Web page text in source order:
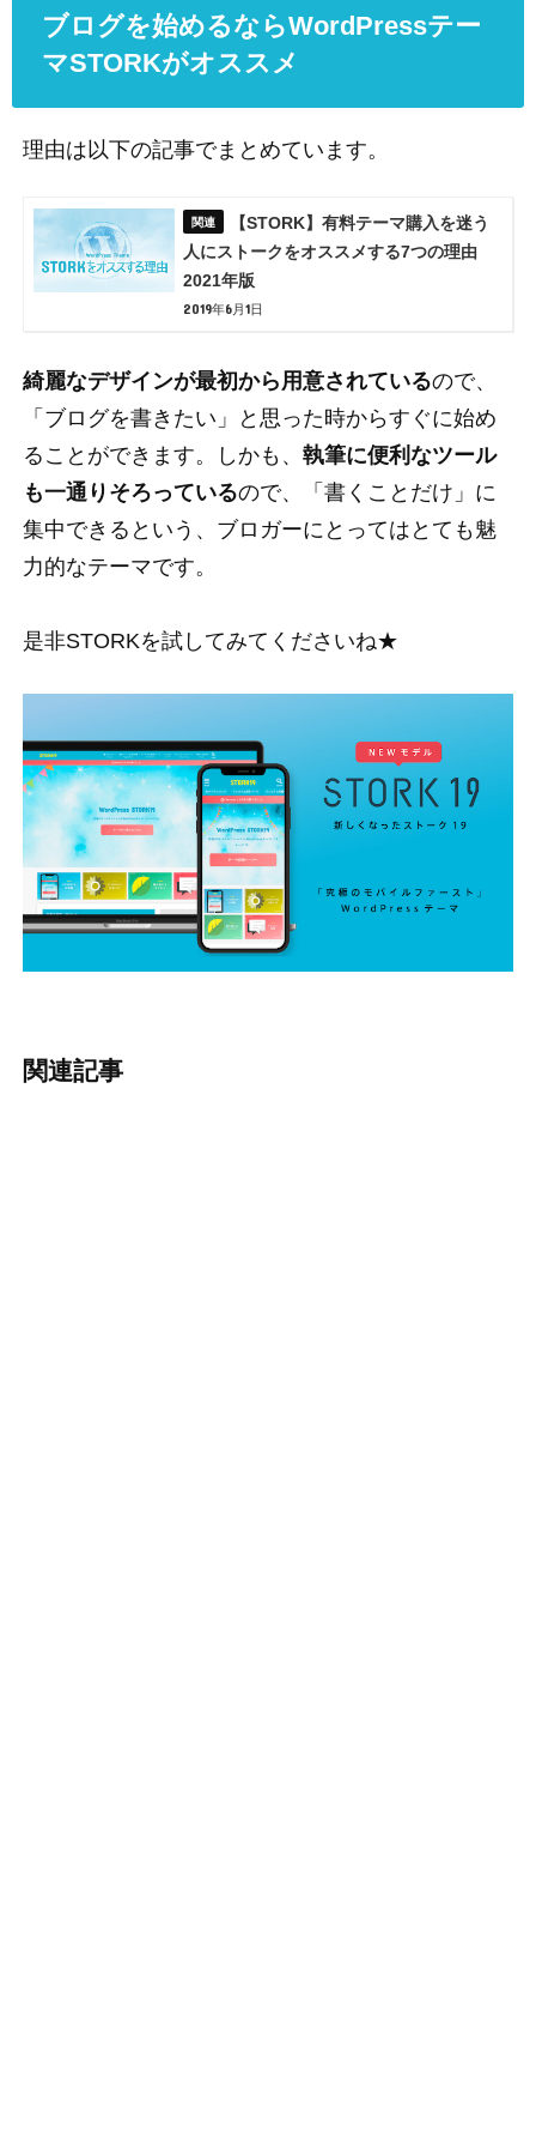
ブログを始めるならWordPressテー
マSTORKがオススメ
理由は以下の記事でまとめています。
【STORK】有料テーマ購入を迷う
人にストークをオススメする7つの理由
2021年版
2019年6月1日
綺麗なデザインが最初から用意されているので、
「ブログを書きたい」と思った時からすぐに始め
ることができます。しかも、 執筆に便利なツール
も一通りそろっているので、「書くことだけ」に
集中できるという、ブロガーにとってはとても魅
力的なテーマです。
是非STORKを試してみてくださいね★
関連記事